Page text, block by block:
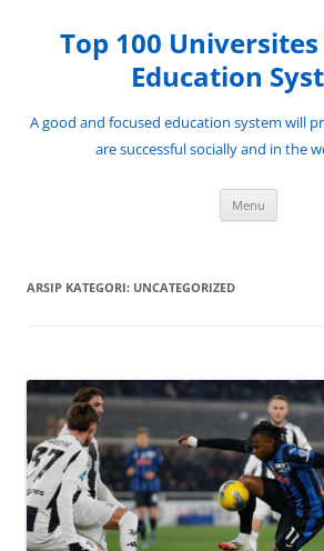
Top 100
Education
A good and focused education system will
are successful socially and in the
Menu
ARSIP KATEGORI: UNCATEGORIZED